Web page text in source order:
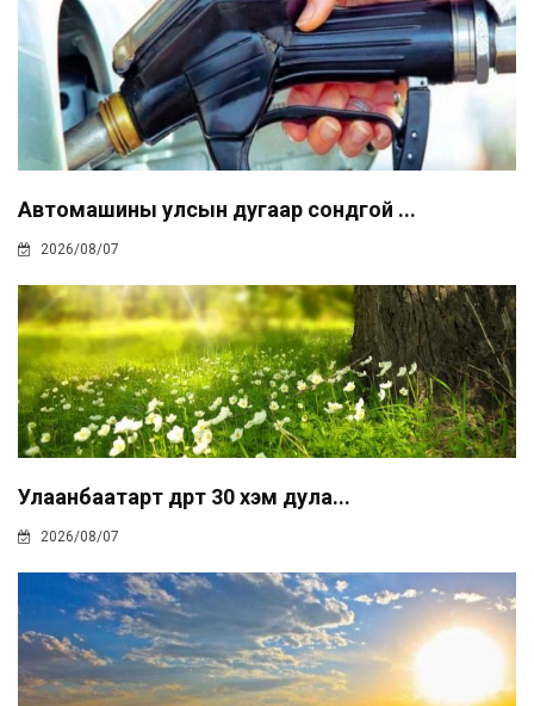
Автомашины улсын дугаар сондгой ...
2026/08/07
Улаанбаатарт өдөртөө 30 хэм дула...
2026/08/07